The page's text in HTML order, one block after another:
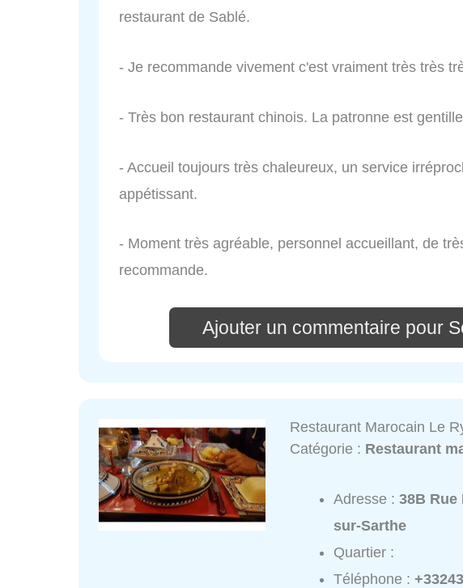
restaurant de Sablé.
- Je recommande vivement c'est vraiment très très
- Très bon restaurant chinois. La patronne est
- Accueil toujours très chaleureux, un service
appétissant.
- Moment très agréable, personnel accueillant, de
recommande.
Ajouter un commentaire pour
Restaurant Marocain Le
Catégorie : Restaurant
Adresse :38B Rue
sur-Sarthe
Quartier :
Téléphone :